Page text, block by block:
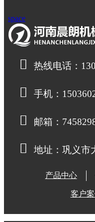
space
热线电话：
手机：
邮箱：
地址：巩义市
产品中心
客户案